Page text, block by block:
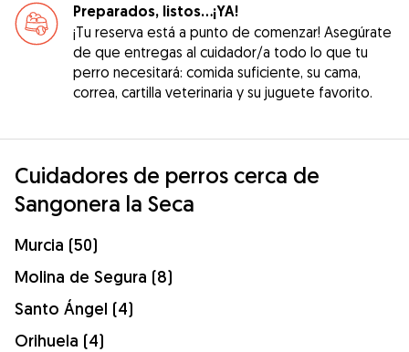
Preparados, listos...¡YA!
¡Tu reserva está a punto de comenzar! Asegúrate
de que entregas al cuidador/a todo lo que tu
perro necesitará: comida suficiente, su cama,
correa, cartilla veterinaria y su juguete favorito.
Cuidadores de perros cerca de
Sangonera la Seca
Murcia (50)
Molina de Segura (8)
Santo Ángel (4)
Orihuela (4)